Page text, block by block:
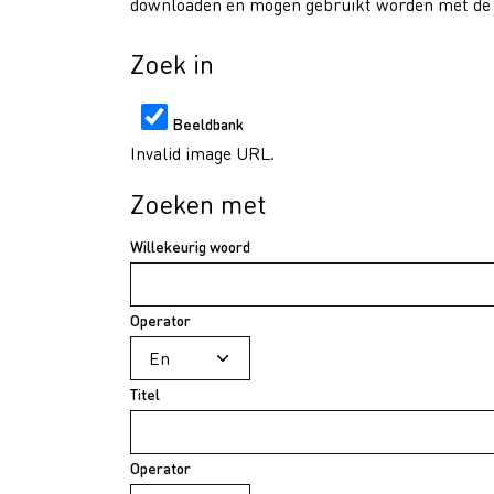
Zoek in
Beeldbank
Invalid image URL.
Zoeken met
Willekeurig woord
Operator
Titel
Operator